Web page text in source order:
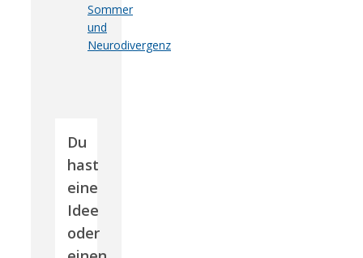
Sommer
und
Neurodivergenz
Du
hast
eine
Idee
oder